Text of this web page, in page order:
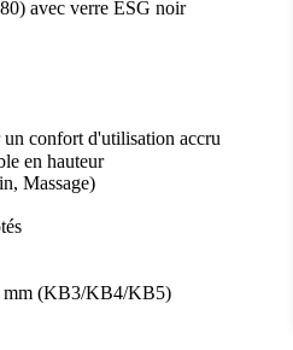
avec verre ESG noir
un confort d'utilisation accru
en hauteur
Massage)
mm (KB3/KB4/KB5)